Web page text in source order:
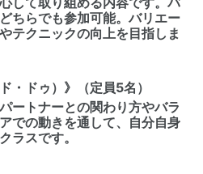
ちらでも参加可能。バリエー
テクニックの向上を目指しま
・ドゥ）》（定員5名）
ートナーとの関わり方やバラ
での動きを通して、自分自身
ラスです。